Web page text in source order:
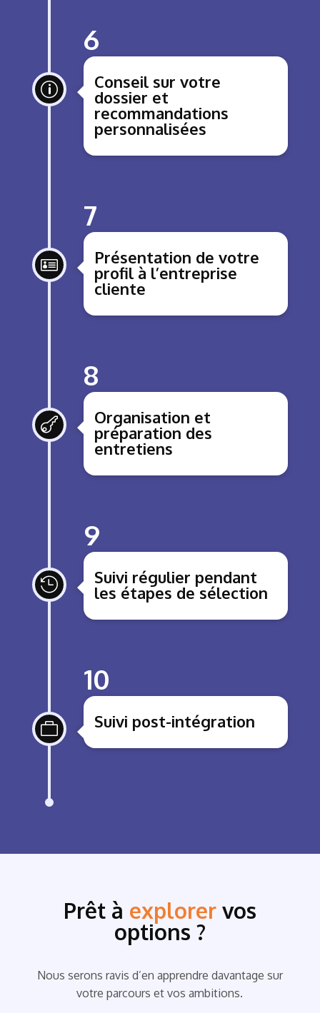
6
p Conseil sur votre
dossier et
recommandations
personnalisées
7
 Présentation de votre
profil à l’entreprise
cliente
8
 Organisation et
préparation des
entretiens
9
 Suivi régulier pendant
les étapes de sélection
10
 Suivi post-intégration
Prêt à explorervos
options ?
Nous serons ravis d’en apprendre davantage sur
votre parcours et vos ambitions.